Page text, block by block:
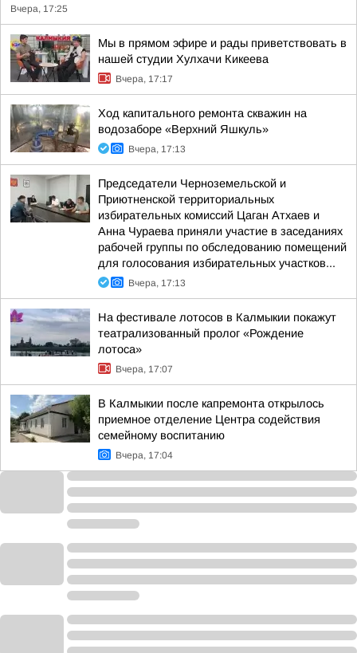
Вчера, 17:25
Мы в прямом эфире и рады приветствовать в
нашей студии Хулхачи Кикеева
Вчера, 17:17
Ход капитального ремонта скважин на
водозаборе «Верхний Яшкуль»
Вчера, 17:13
Председатели Черноземельской и
Приютненской территориальных
избирательных комиссий Цаган Атхаев и
Анна Чураева приняли участие в заседаниях
рабочей группы по обследованию помещений
для голосования избирательных участков...
Вчера, 17:13
На фестивале лотосов в Калмыкии покажут
театрализованный пролог «Рождение
лотоса»
Вчера, 17:07
В Калмыкии после капремонта открылось
приемное отделение Центра содействия
семейному воспитанию
Вчера, 17:04